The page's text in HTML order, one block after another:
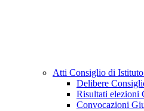
Atti Consiglio di Istituto
Delibere
Risultati elezioni
Convocazioni